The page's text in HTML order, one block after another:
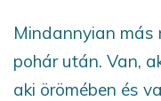
Mindannyian más
pohár után. Van,
aki örömében és